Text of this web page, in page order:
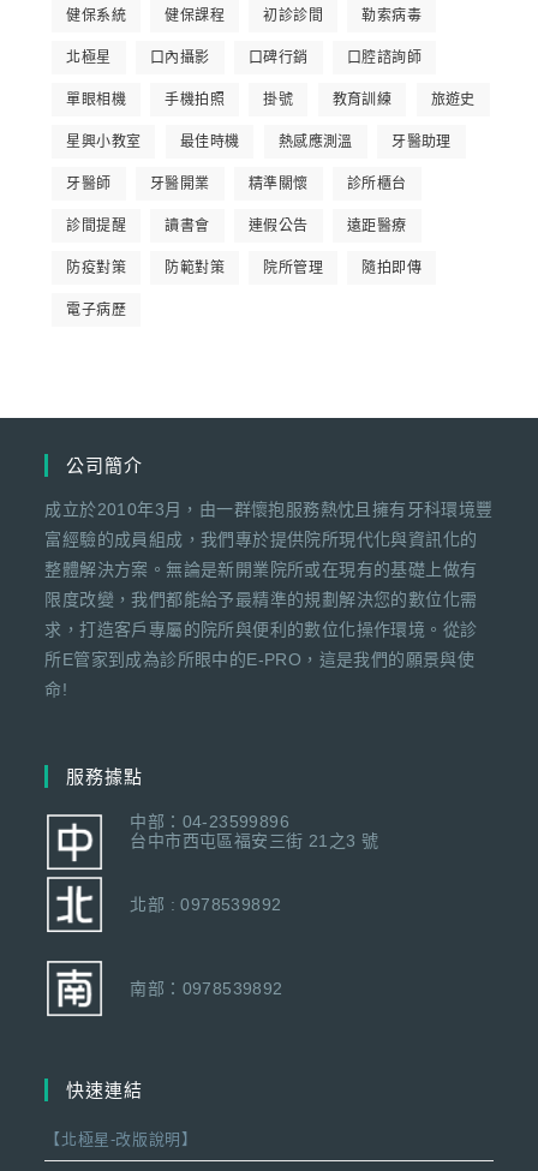
健保系統 健保課程 初診診間 勒索病毒
北極星 口內攝影 口碑行銷 口腔諮詢師
單眼相機 手機拍照 掛號 教育訓練 旅遊史
星興小教室 最佳時機 熱感應測溫 牙醫助理
牙醫師 牙醫開業 精準關懷 診所櫃台
診間提醒 讀書會 連假公告 遠距醫療
防疫對策 防範對策 院所管理 隨拍即傳
電子病歷
公司簡介
成立於2010年3月，由一群懷抱服務熱忱且擁有牙科環境豐
富經驗的成員組成，我們專於提供院所現代化與資訊化的
整體解決方案。無論是新開業院所或在現有的基礎上做有
限度改變，我們都能給予最精準的規劃解決您的數位化需
求，打造客戶專屬的院所與便利的數位化操作環境。從診
所E管家到成為診所眼中的E-PRO，這是我們的願景與使
命!
服務據點
中部：04-23599896
台中市西屯區福安三街 21之3 號
北部 : 0978539892
南部：0978539892
快速連結
【北極星-改版說明】